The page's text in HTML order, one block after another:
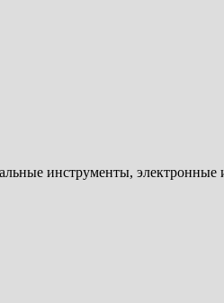
инструменты, электронные